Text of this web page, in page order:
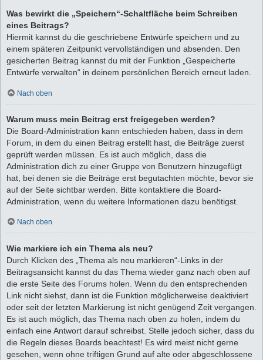
Was bewirkt die „Speichern“-Schaltfläche beim Schreiben
eines Beitrags?
Hiermit kannst du die geschriebene Entwürfe speichern und zu
einem späteren Zeitpunkt vervollständigen und absenden. Den
gesicherten Beitrag kannst du mit der Funktion „Gespeicherte
Entwürfe verwalten“ in deinem persönlichen Bereich erneut laden.
Nach oben
Warum muss mein Beitrag erst freigegeben werden?
Die Board-Administration kann entschieden haben, dass in dem
Forum, in dem du einen Beitrag erstellt hast, die Beiträge zuerst
geprüft werden müssen. Es ist auch möglich, dass die
Administration dich zu einer Gruppe von Benutzern hinzugefügt
hat, bei denen sie die Beiträge erst begutachten möchte, bevor sie
auf der Seite sichtbar werden. Bitte kontaktiere die Board-
Administration, wenn du weitere Informationen dazu benötigst.
Nach oben
Wie markiere ich ein Thema als neu?
Durch Klicken des „Thema als neu markieren“-Links in der
Beitragsansicht kannst du das Thema wieder ganz nach oben auf
die erste Seite des Forums holen. Wenn du den entsprechenden
Link nicht siehst, dann ist die Funktion möglicherweise deaktiviert
oder seit der letzten Markierung ist nicht genügend Zeit vergangen.
Es ist auch möglich, das Thema nach oben zu holen, indem du
einfach eine Antwort darauf schreibst. Stelle jedoch sicher, dass du
die Regeln dieses Boards beachtest! Es wird meist nicht gerne
gesehen, wenn ohne triftigen Grund auf alte oder abgeschlossene